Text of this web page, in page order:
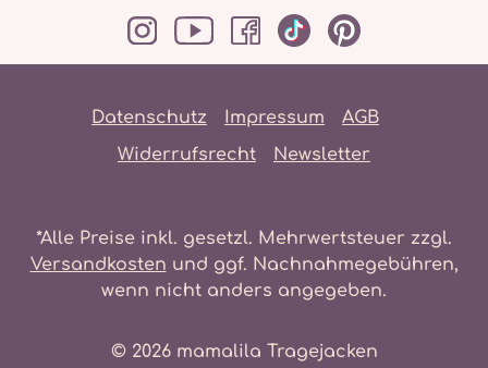
Datenschutz Impressum
AGB
Widerrufsrecht
Newsletter
*Alle Preise inkl. gesetzl. Mehrwertsteuer zzgl.
Versandkosten und ggf. Nachnahmegebühren,
wenn nicht anders angegeben.
© 2026 mamalila Tragejacken